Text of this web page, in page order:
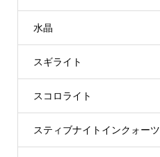
水晶
スギライト
スコロライト
スティブナイトインクォーツ